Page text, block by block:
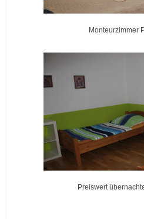
Monteurzimmer
Preiswert